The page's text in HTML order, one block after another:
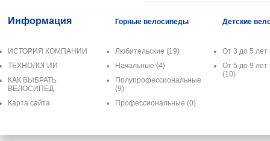
Информация
ИСТОРИЯ КОМПАНИИ
ТЕХНОЛОГИИ
КАК ВЫБРАТЬ
ВЕЛОСИПЕД
Карта сайта
Горные велосипеды
Любительские (19)
Начальные (4)
Полупрофессиональные
(9)
Профессиональные (0)
Детские
От 3 до 5
От 5 до 9 лет
(10)